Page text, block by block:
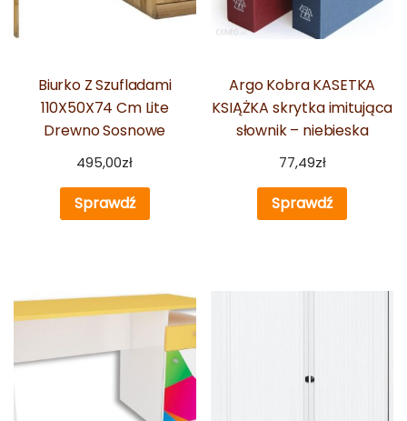
Biurko Z Szufladami
110X50X74 Cm Lite
Drewno Sosnowe
495,00zł
Sprawdź
Argo Kobra KASETKA
KSIĄŻKA skrytka imitująca
słownik – niebieska
77,49zł
Sprawdź